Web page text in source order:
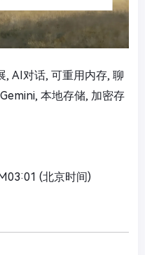
, AI对话, 可重用内存, 聊
本地存储, 加密存
(北京时间)